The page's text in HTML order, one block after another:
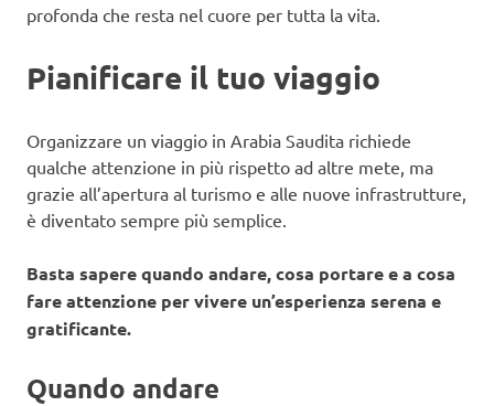
profonda che resta nel cuore per tutta la vita.
Pianificare il tuo viaggio
Organizzare un viaggio in Arabia Saudita richiede
qualche attenzione in più rispetto ad altre mete, ma
grazie all’apertura al turismo e alle nuove infrastrutture,
è diventato sempre più semplice.
Basta sapere quando andare, cosa portare e a cosa
fare attenzione per vivere un’esperienza serena e
gratificante.
Quando andare